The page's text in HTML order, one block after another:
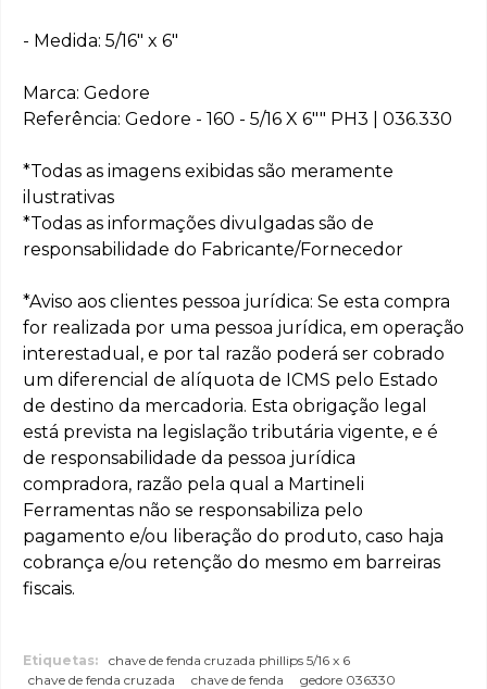
- Medida: 5/16" x 6"
Marca: Gedore
Referência: Gedore - 160 - 5/16 X 6"" PH3 | 036.330
*Todas as imagens exibidas são meramente
ilustrativas
*Todas as informações divulgadas são de
responsabilidade do Fabricante/Fornecedor
*Aviso aos clientes pessoa jurídica: Se esta compra
for realizada por uma pessoa jurídica, em operação
interestadual, e por tal razão poderá ser cobrado
um diferencial de alíquota de ICMS pelo Estado
de destino da mercadoria. Esta obrigação legal
está prevista na legislação tributária vigente, e é
de responsabilidade da pessoa jurídica
compradora, razão pela qual a Martineli
Ferramentas não se responsabiliza pelo
pagamento e/ou liberação do produto, caso haja
cobrança e/ou retenção do mesmo em barreiras
fiscais.
Etiquetas:
chave de fenda cruzada phillips 5/16 x 6
chave de fenda cruzada
chave de fenda
gedore 036330